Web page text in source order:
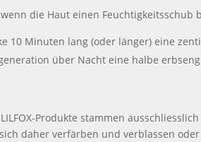
die Haut einen Feuchtigkeitsschub
10 Minuten lang (oder länger) eine
über Nacht eine halbe
Produkte stammen
daher verfärben und verblassen